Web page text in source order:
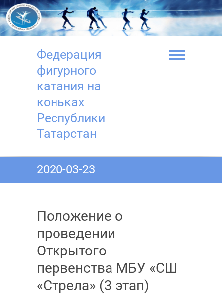
Перейти
к
содержимому
Федерация
фигурного
катания на
коньках
Республики
Татарстан
2020-03-23
Положение о
проведении
Открытого
первенства МБУ «СШ
«Стрела» (3 этап)